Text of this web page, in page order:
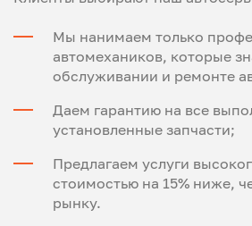
Мы нанимаем только
автомехаников, которые
обслуживании и ремонте
Даем гарантию на все
установленные запчасти;
Предлагаем услуги
стоимостью на 15% ниже,
рынку.